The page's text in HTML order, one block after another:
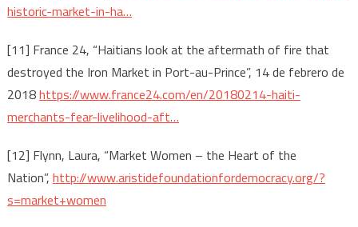
historic-market-in-ha…
[11] France 24, “Haitians look at the aftermath of fire that
destroyed the Iron Market in Port-au-Prince”, 14 de febrero de
2018https://www.france24.com/en/20180214-haiti-
merchants-fear-livelihood-aft…
[12] Flynn, Laura, “Market Women – the Heart of the
Nation”, http://www.aristidefoundationfordemocracy.org/?
s=market+women